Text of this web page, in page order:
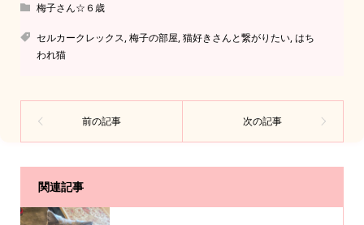
梅子さん☆６歳
セルカークレックス,梅子の部屋,猫好きさんと繋がりたい,はち
われ猫
関連記事